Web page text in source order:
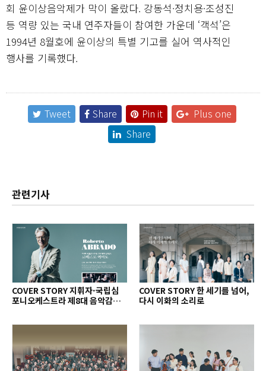
회 윤이상음악제가 막이 올랐다. 강동석·정치용·조성진
등 역량 있는 국내 연주자들이 참여한 가운데 ‘객석’은
1994년 8월호에 윤이상의 특별 기고를 실어 역사적인
행사를 기록했다.
Tweet Share Pin it
Plus one
Share
관련기사
COVER STORY 지휘자·국립심
포니오케스트라 제8대 음악감독
COVER STORY 한 세기를 넘어,
다시 이화의 소리로